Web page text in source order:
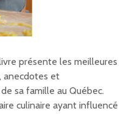
présente les meilleures
anecdotes et
sa famille au Québec.
culinaire ayant influencé